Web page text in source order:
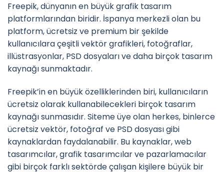
Freepik, dünyanın en büyük grafik tasarım
platformlarından biridir. İspanya merkezli olan bu
platform, ücretsiz ve premium bir şekilde
kullanıcılara çeşitli vektör grafikleri, fotoğraflar,
illüstrasyonlar, PSD dosyaları ve daha birçok tasarım
kaynağı sunmaktadır.
Freepik’in en büyük özelliklerinden biri, kullanıcıların
ücretsiz olarak kullanabilecekleri birçok tasarım
kaynağı sunmasıdır. Siteme üye olan herkes, binlerce
ücretsiz vektör, fotoğraf ve PSD dosyası gibi
kaynaklardan faydalanabilir. Bu kaynaklar, web
tasarımcılar, grafik tasarımcılar ve pazarlamacılar
gibi birçok farklı sektörde çalışan kişilere büyük bir